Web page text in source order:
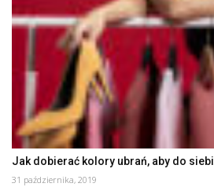
Jak dobierać kolory ubrań, aby do
31 października, 2019